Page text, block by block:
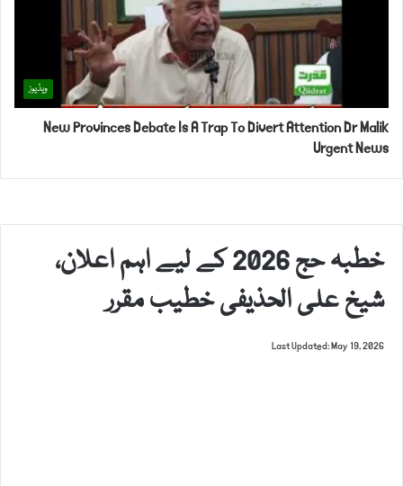
ویڈیوز
New Provinces Debate Is A Trap To Divert Attention Dr Malik
Urgent News